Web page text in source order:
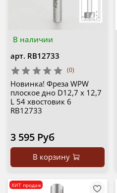
В наличии
арт. RB12733
(0)
Новинка! Фреза WPW
плоское дно D12,7 x 12,7
L 54 хвостовик 6
RB12733
3 595 Руб
В корзину
ХИТ продаж